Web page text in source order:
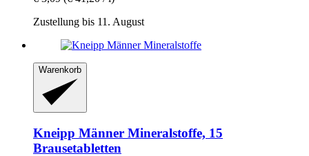
Zustellung bis 11. August
Warenkorb
Kneipp Männer Mineralstoffe, 15
Brausetabletten